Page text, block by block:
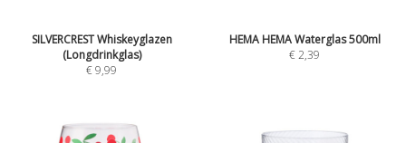
SILVERCREST Whiskeyglazen
(Longdrinkglas)
€ 9,99
HEMA HEMA Waterglas 500ml
€ 2,39